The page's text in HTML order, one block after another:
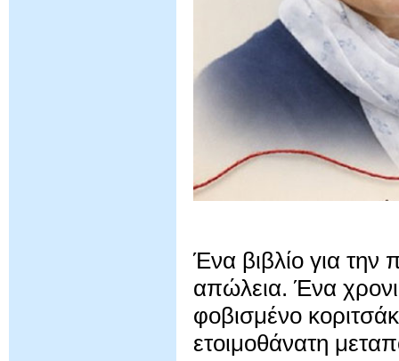
Ένα βιβλίο για την
απώλεια. Ένα
φοβισμένο
ετοιμοθάνατη